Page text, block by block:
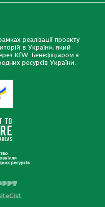
реалізації проекту
в Україні», який
KfW. Бенефіціаром є
ресурсів України.